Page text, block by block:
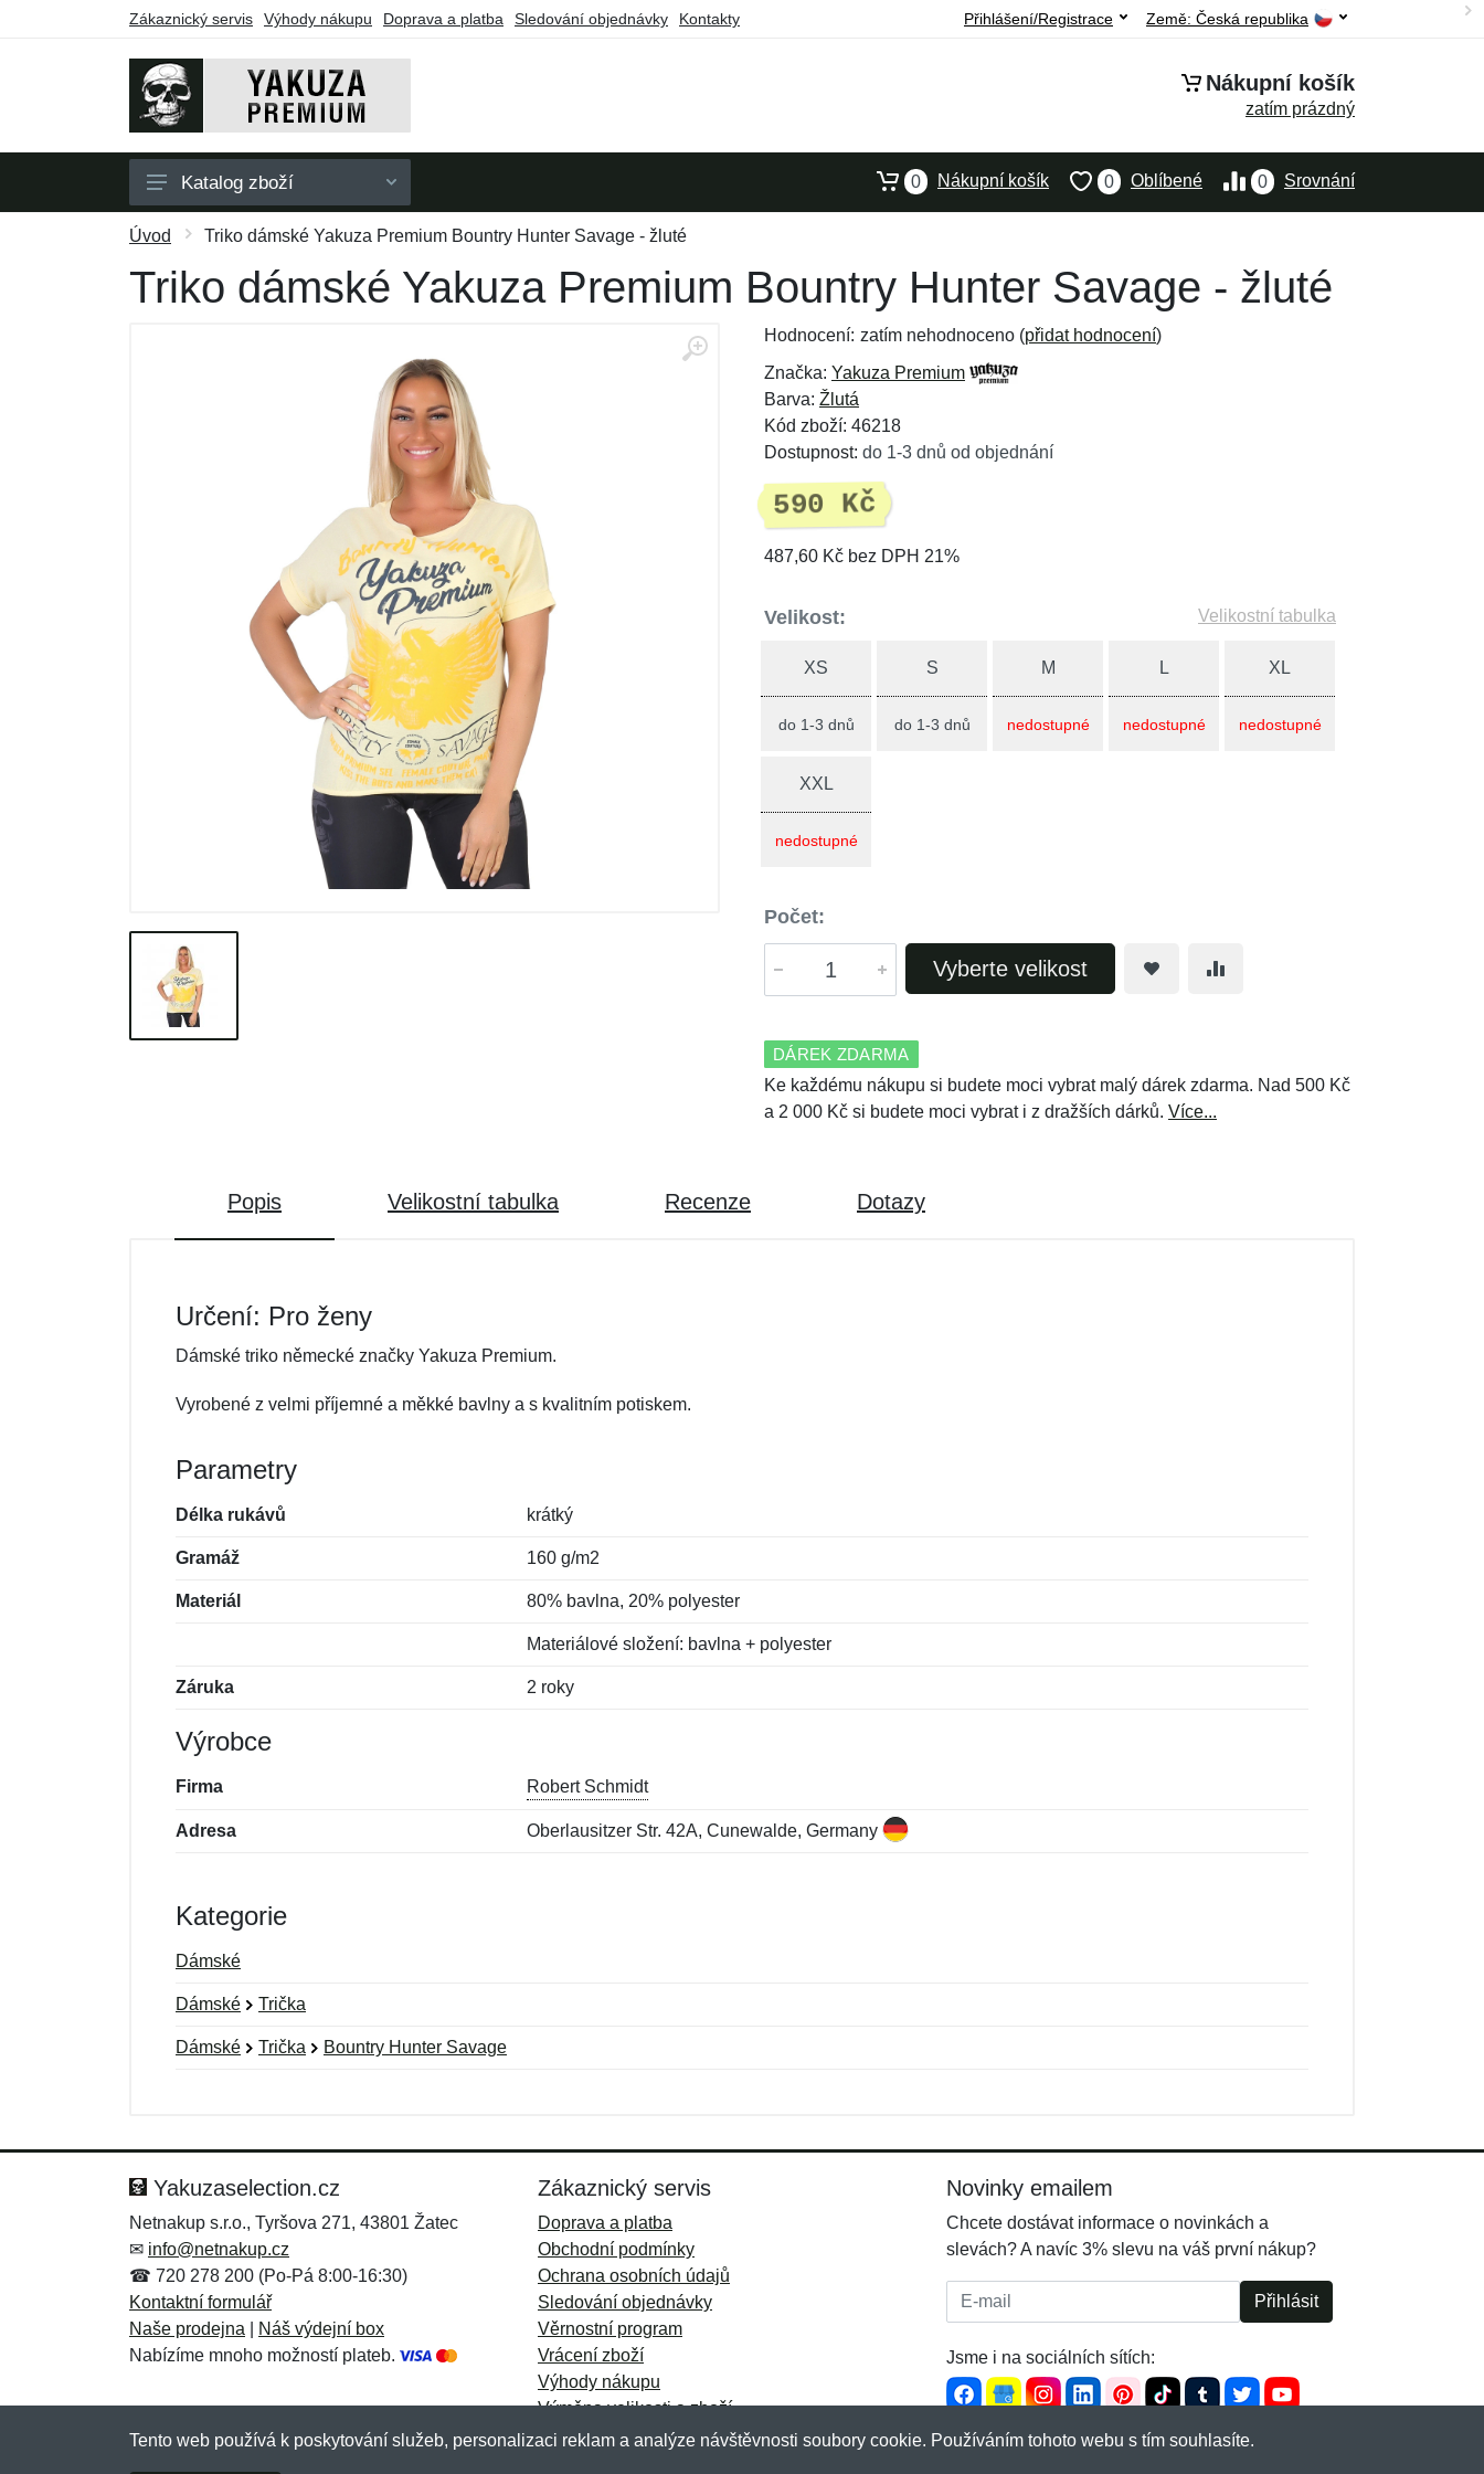
Zákaznický servis Výhody nákupu Doprava a platba Sledování objednávky Kontakty Země: Česká republika
Přihlášení/Registrace
Nákupní košík
zatím prázdný
Pánské
Dámské
Katalog zboží 0 Srovnání
0 Oblíbené
0 Nákupní košík
Úvod Triko dámské Yakuza Premium Bountry Hunter Savage - žluté
Triko dámské Yakuza Premium Bountry Hunter Savage - žluté
Hodnocení: zatím nehodnoceno (přidat hodnocení)
Značka: Yakuza Premium
Barva: Žlutá
Kód zboží: 46218
Dostupnost: do 1-3 dnů od objednání
590 Kč
487,60 Kč bez DPH 21%
Velikost: Velikostní tabulka
XS
do 1-3 dnů
S
do 1-3 dnů
M
nedostupné
L
nedostupné
XL
nedostupné
XXL
nedostupné
Počet:
Vyberte velikost
DÁREK ZDARMA
Ke každému nákupu si budete moci vybrat malý dárek zdarma. Nad 500 Kč
a 2 000 Kč si budete moci vybrat i z dražších dárků. Více...
Popis Velikostní tabulka Recenze Dotazy
Určení: Pro ženy
Dámské triko německé značky Yakuza Premium.
Vyrobené z velmi příjemné a měkké bavlny a s kvalitním potiskem.
Parametry
Délka rukávů krátký
Gramáž 160 g/m2
Materiál 80% bavlna, 20% polyester
Materiálové složení: bavlna + polyester
Záruka 2 roky
Výrobce
Firma Robert Schmidt
Adresa Oberlausitzer Str. 42A, Cunewalde, Germany
Kategorie
Dámské
Dámské Trička
Dámské Trička Bountry Hunter Savage
Zpráva*
Zpráva*
Yakuzaselection.cz
Netnakup s.r.o., Tyršova 271, 43801 Žatec
✉ info@netnakup.cz
☎ 720 278 200 (Po-Pá 8:00-16:30)
Kontaktní formulář
Naše prodejna
Náš výdejní box
Nabízíme mnoho možností plateb.
Zákaznický servis
Doprava a platba
Obchodní podmínky
Ochrana osobních údajů
Sledování objednávky
Věrnostní program
Vrácení zboží
Výhody nákupu
Výměna velikosti a zboží
Více informací...
Novinky emailem
Chcete dostávat informace o novinkách a
slevách? A navíc 3% slevu na váš první nákup?
E-mail: Přihlásit
Jsme i na sociálních sítích:
Tento web používá k poskytování služeb, personalizaci reklam a analýze návštěvnosti soubory cookie. Používáním tohoto webu s tím souhlasíte.